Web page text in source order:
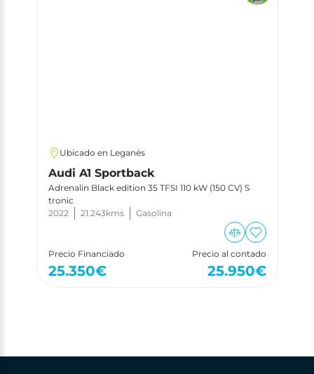
Ubicado en Leganés
Audi A1 Sportback
Adrenalin Black edition 35 TFSI 110 kW (150 CV) S
tronic
2022
21.243kms Gasolina
Precio Financiado
25.350€
Precio al contado
25.950€